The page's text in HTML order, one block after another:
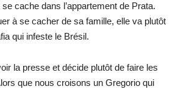
se cache dans l’appartement de Prata.
à se cacher de sa famille, elle va plutôt
qui infeste le Brésil.
la presse et décide plutôt de faire les
que nous croisons un Gregorio qui